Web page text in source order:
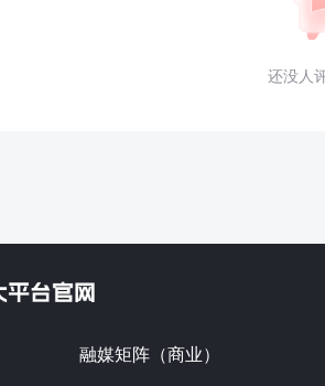
还没人
融媒矩阵（商业）